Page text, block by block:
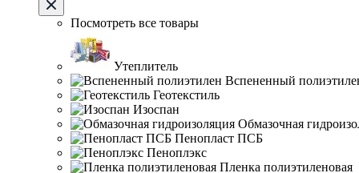
Посмотреть все товары
Утеплитель
Вспененный
Геотекстиль
Изоспан
Обмазочная
Пенопласт ПСБ
Пеноплэкс
Пленка полиэтиленовая